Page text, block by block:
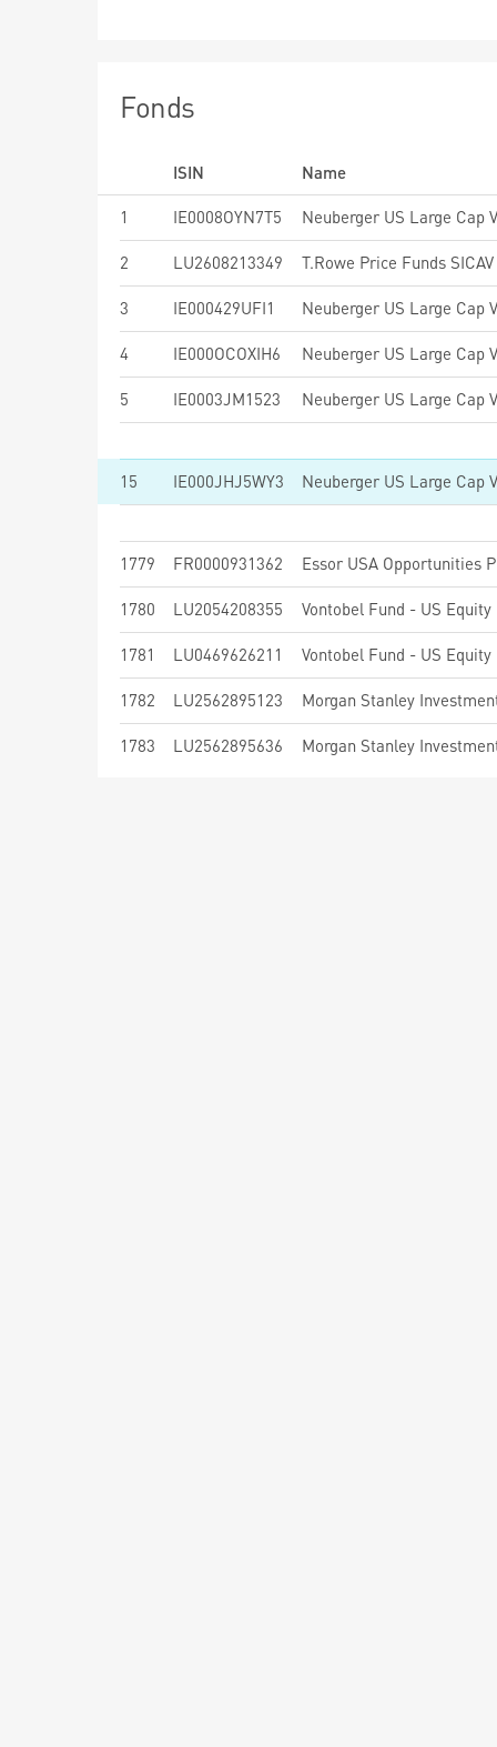
Fonds
ISIN
Name
1
IE0008OYN7T5
2 LU2608213349
3 IE000429UFI1
4 IE000OCOXIH6
5 IE0003JM1523
15 IE000JHJ5WY3
1779 FR0000931362 Essor USA Opportunities
1780 LU2054208355 Vontobel Fund - US Equity
1781 LU0469626211 Vontobel Fund - US Equity
1782 LU2562895123
1783 LU2562895636